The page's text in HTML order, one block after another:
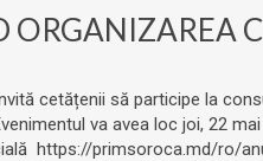
cetățenii să participe la
va avea loc joi, 22
https://primsoroca.md/ro/